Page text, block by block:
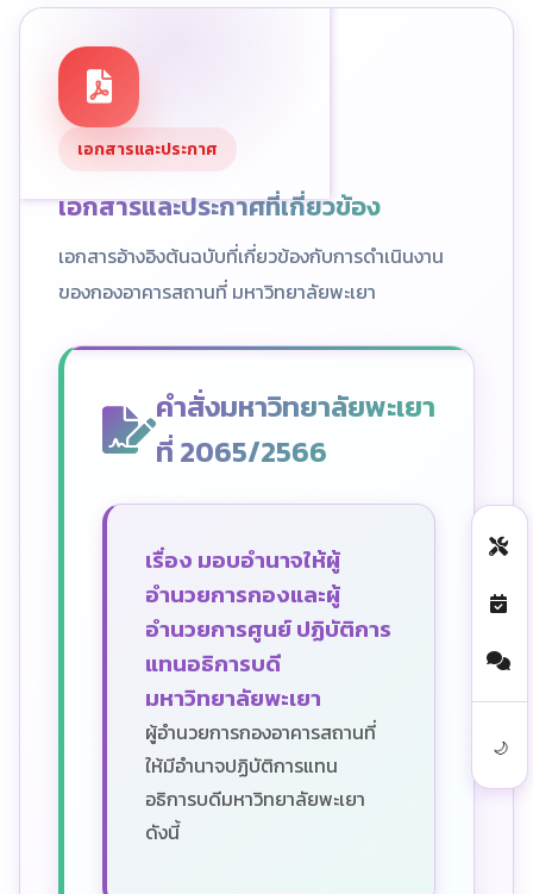
🌙
เอกสารและประกาศ
เอกสารและประกาศที่เกี่ยวข้อง
เอกสารอ้างอิงต้นฉบับที่เกี่ยวข้องกับการดำเนินงาน
ของกองอาคารสถานที่ มหาวิทยาลัยพะเยา
คำสั่งมหาวิทยาลัยพะเยา
ที่ 2065/2566
เรื่อง มอบอำนาจให้ผู้
อำนวยการกองและผู้
อำนวยการศูนย์ ปฏิบัติการ
แทนอธิการบดี
มหาวิทยาลัยพะเยา
ผู้อำนวยการกองอาคารสถานที่
ให้มีอำนาจปฏิบัติการแทน
อธิการบดีมหาวิทยาลัยพะเยา
ดังนี้